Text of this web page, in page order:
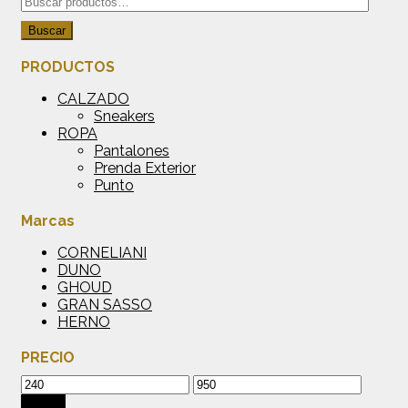
de
se
por:
Buscar
PRODUCTOS
CALZADO
Sneakers
ROPA
Pantalones
Prenda Exterior
Punto
Marcas
CORNELIANI
DUNO
GHOUD
GRAN SASSO
HERNO
PRECIO
Precio
mínimo
Precio
máximo